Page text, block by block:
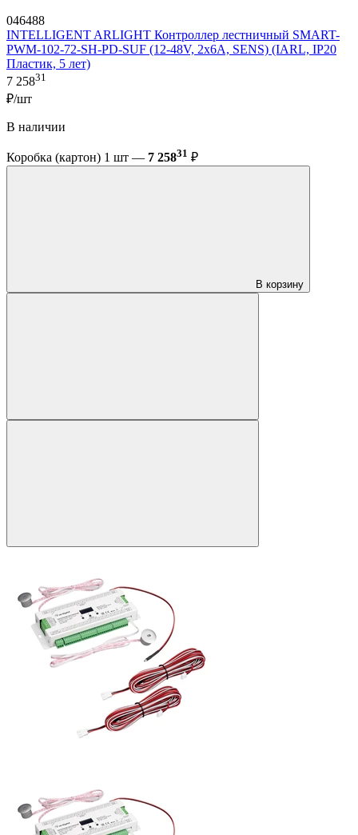
046488
INTELLIGENT ARLIGHT Контроллер лестничный SMART-
PWM-102-72-SH-PD-SUF (12-48V, 2x6A, SENS) (IARL, IP20
Пластик, 5 лет)
7 25831
₽/шт
В наличии
Коробка (картон) 1 шт — 7 25831 ₽
В корзину